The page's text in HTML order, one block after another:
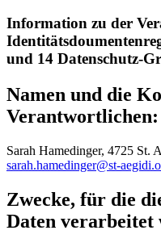
Information zu der
und 14 Datenschutz-
Namen und die
Verantwortlichen:
Sarah Hamedinger, 4725 St.
sarah.hamedinger@st-
Zwecke, für die
Daten verarbeitet